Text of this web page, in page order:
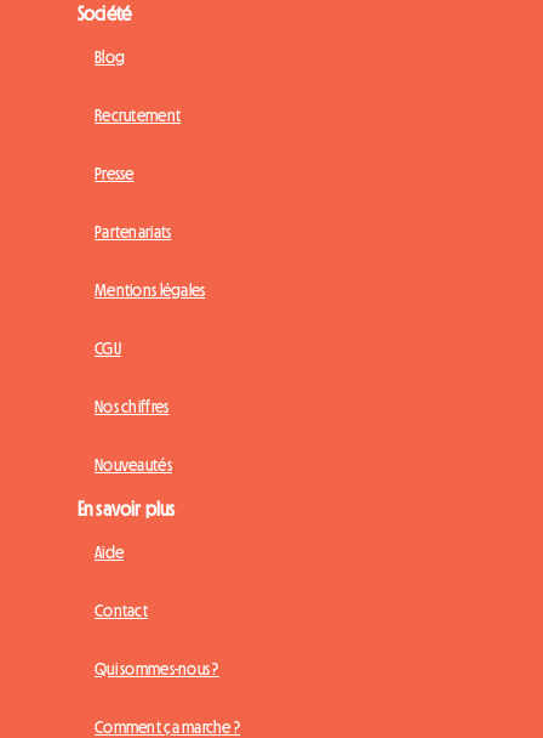
Société
Blog
Recrutement
Presse
Partenariats
Mentions légales
CGU
Nos chiffres
Nouveautés
En savoir plus
Aide
Contact
Qui sommes-nous ?
Comment ça marche ?